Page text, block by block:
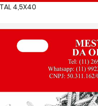
4,5X40